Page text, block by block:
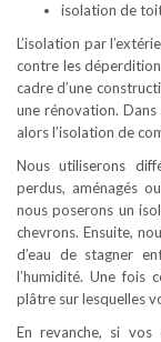
isolation de
L’isolation par
contre les
cadre d’une
une rénovation.
alors l’isolation de
Nous utiliserons
perdus, aménagés
nous poserons un
chevrons. Ensuite,
d’eau de stagner
l’humidité. Une fois
plâtre sur lesquelles
En revanche, si